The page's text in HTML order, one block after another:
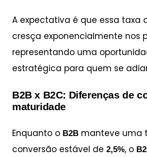
A expectativa é que essa taxa
cresça exponencialmente nos
representando uma
estratégica para quem se
B2B x B2C: Diferenças de
maturidade
Enquanto o B2B manteve uma
conversão estável de 2,5%, o